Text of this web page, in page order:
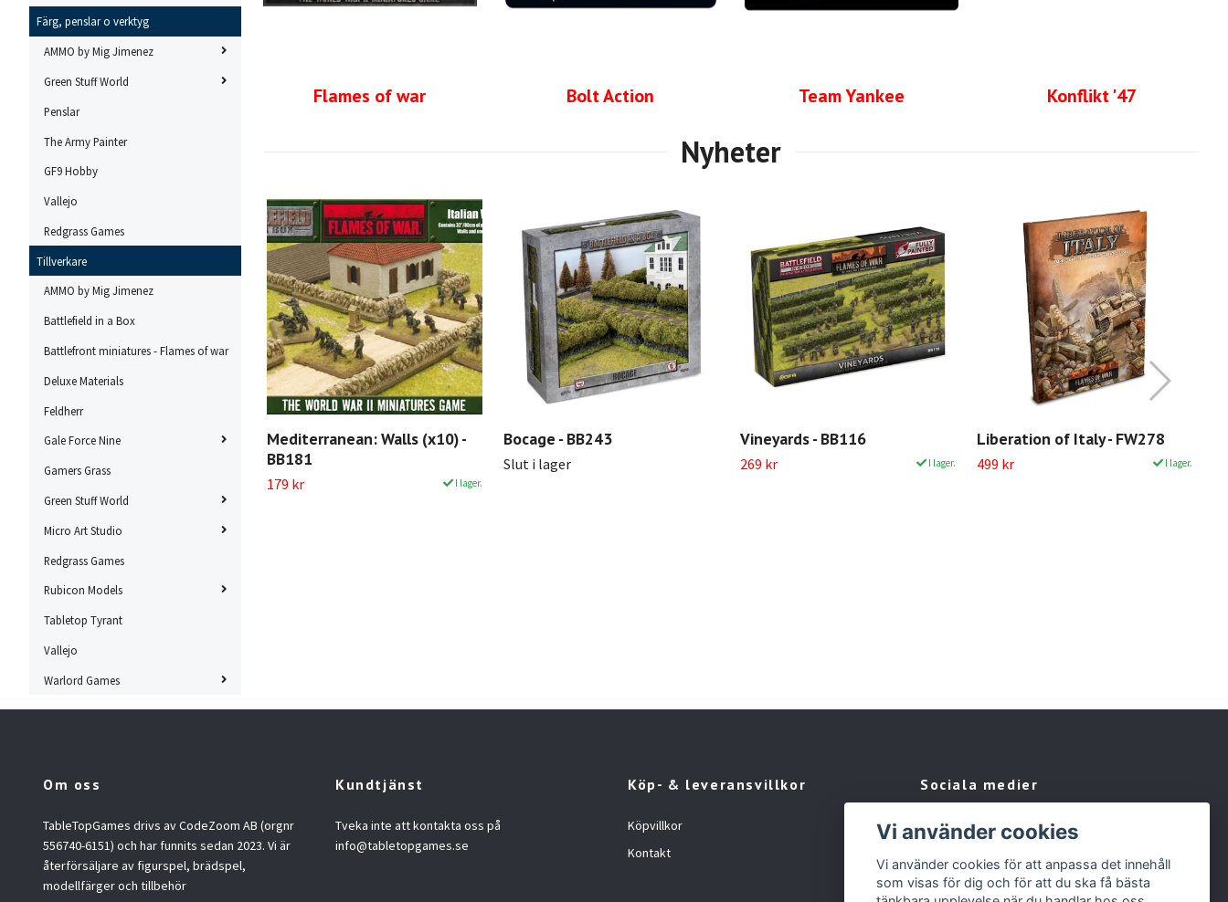
Färg, penslar o verktyg
AMMO by Mig Jimenez
Green Stuff World
Penslar
The Army Painter
GF9 Hobby
Vallejo
Redgrass Games
Tillverkare
AMMO by Mig Jimenez
Battlefield in a Box
Battlefront miniatures - Flames of war
Deluxe Materials
Feldherr
Gale Force Nine
Gamers Grass
Green Stuff World
Micro Art Studio
Redgrass Games
Rubicon Models
Tabletop Tyrant
Vallejo
Warlord Games
Flames of war Bolt Action Team Yankee Konflikt '47
Mediterranean: Walls (x10) -
BB181
179 kr I lager.
Bocage - BB243
Slut i lager
Vineyards - BB116
269 kr I lager.
Liberation of Italy - FW278
499 kr I lager.
Om oss
TableTopGames drivs av CodeZoom AB (orgnr
556740-6151) och har funnits sedan 2023. Vi är
återförsäljare av figurspel, brädspel,
modellfärger och tillbehör
Kundtjänst
Tveka inte att kontakta oss på
info@tabletopgames.se
Köp- & leveransvillkor
Köpvillkor
Kontakt
Sociala medier
Facebook
Vi använder cookies
Vi använder cookies för att anpassa det innehåll
som visas för dig och för att du ska få bästa